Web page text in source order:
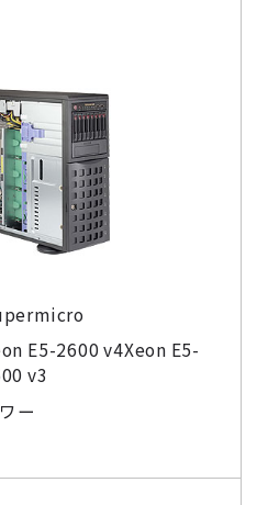
E5-2600 v4Xeon E5-
v3
ー